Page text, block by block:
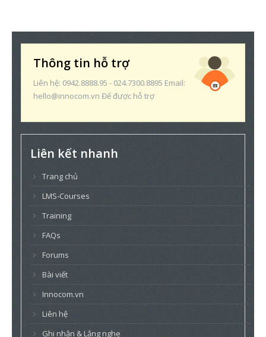
Thông tin hỗ trợ
Liên hệ: 0942.8888.95 - 024.7300.8895 Email:
hello@innocom.vn Để được hỗ trợ
Liên kết nhanh
Trang chủ
LMS-Courses
Training
FAQs
Forums
Bài viết
Innocom.vn
Liên hệ
Ghi nhận & Lắng nghe